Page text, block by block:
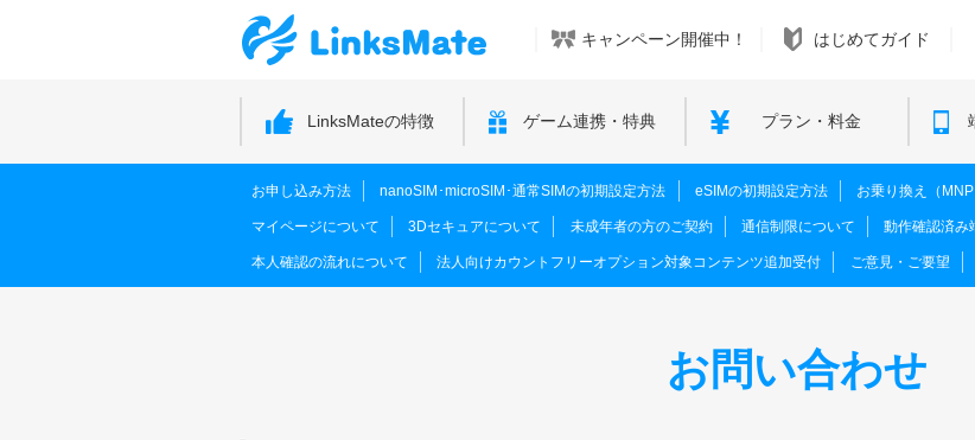
キャンペーン開催中！ はじめてガイド
LinksMateの特徴 ゲーム連携・特典 プラン・料金
お申し込み方法 nanoSIM･microSIM･通常SIMの初期設定方法 eSIMの初期設定方法 お乗り換え（
マイページについて 3Dセキュアについて 未成年者の方のご契約 通信制限について 動作確認済み
本人確認の流れについて 法人向けカウントフリーオプション対象コンテンツ追加受付 ご意見・ご要望
お問い合わせ